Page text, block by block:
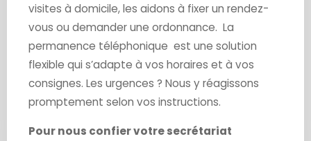
visites à domicile, les aidons à fixer un rendez-
vous ou demander une ordonnance. La
permanence téléphonique est une solution
flexible qui s’adapte à vos horaires et à vos
consignes. Les urgences ? Nous y réagissons
promptement selon vos instructions.
Pour nous confier votre secrétariat